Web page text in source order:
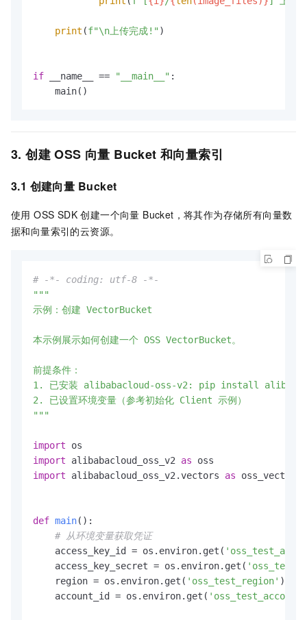
print (f"\n上传完成!" )
if __name__ == "__main__" :
    main()
3. 创建 OSS 向量 Bucket 和向量索引
3.1 创建向量 Bucket
使用 OSS SDK 创建一个向量 Bucket，将其作为存储所有向量数
据和向量索引的云资源。
# -*- coding: utf-8 -*-
"""
示例：创建 VectorBucket
本示例展示如何创建一个 OSS VectorBucket。
前提条件：
1. 已安装 alibabacloud-oss-v2: pip install
2. 已设置环境变量（参考初始化 Client 示例）
"""
import
import alibabacloud_oss_v2 as
import alibabacloud_oss_v2.vectors as oss_vectors
def main():
# 从环境变量获取凭证
    access_key_id = os.environ.get(
    access_key_secret = os.environ.get(
    region = os.environ.get(
'oss_test_region' )
    account_id = os.environ.get(